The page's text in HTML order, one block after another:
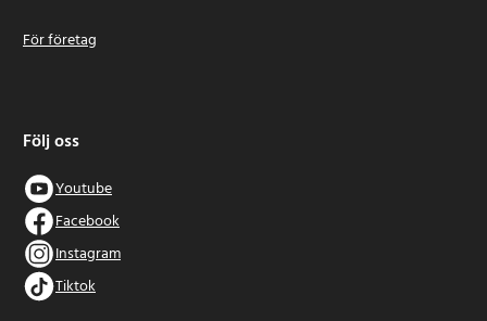
För företag
Följ oss
Youtube
Facebook
Instagram
Tiktok